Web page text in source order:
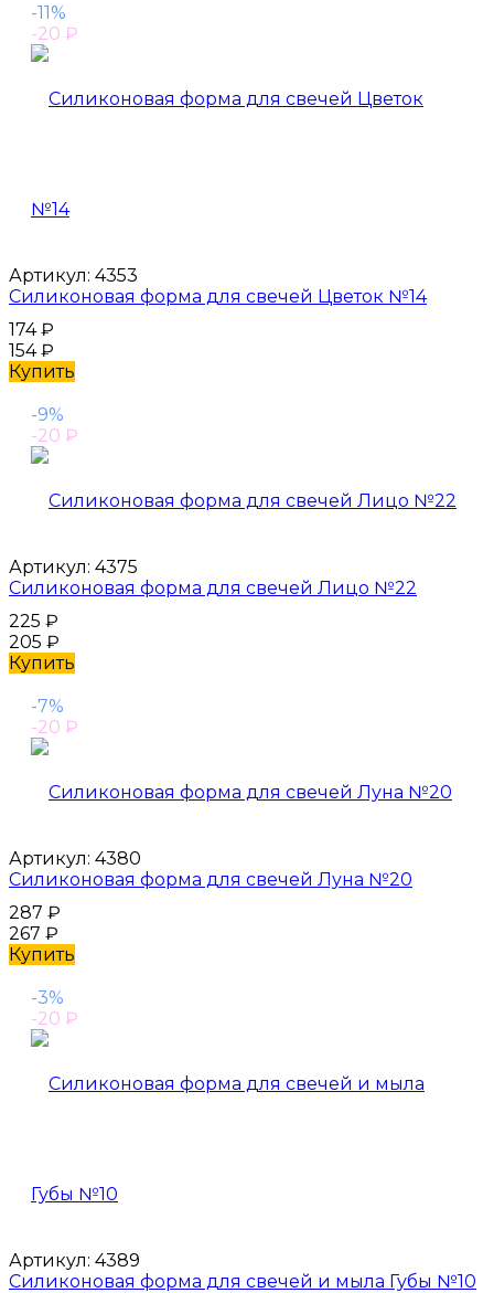
-11%
-20 ₽
Артикул: 4353
Силиконовая форма для свечей Цветок №14
174₽
154₽
Купить
-9%
-20 ₽
Артикул: 4375
Силиконовая форма для свечей Лицо №22
225 ₽
205 ₽
Купить
-7%
-20 ₽
Артикул: 4380
Силиконовая форма для свечей Луна №20
287 ₽
267 ₽
Купить
-3%
-20 ₽
Артикул: 4389
Силиконовая форма для свечей и мыла Губы №10